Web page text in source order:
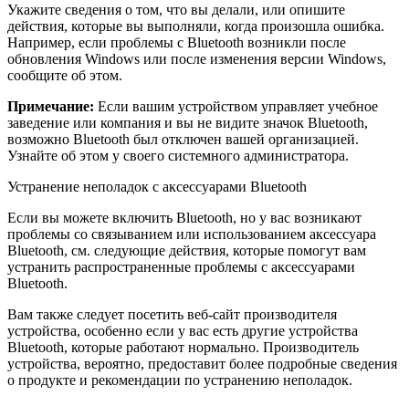
Укажите сведения о том, что вы делали, или опишите
действия, которые вы выполняли, когда произошла ошибка.
Например, если проблемы с Bluetooth возникли после
обновления Windows или после изменения версии Windows,
сообщите об этом.
Примечание: Если вашим устройством управляет учебное
заведение или компания и вы не видите значок Bluetooth,
возможно Bluetooth был отключен вашей организацией.
Узнайте об этом у своего системного администратора.
Устранение неполадок с аксессуарами Bluetooth
Если вы можете включить Bluetooth, но у вас возникают
проблемы со связыванием или использованием аксессуара
Bluetooth, см. следующие действия, которые помогут вам
устранить распространенные проблемы с аксессуарами
Bluetooth.
Вам также следует посетить веб-сайт производителя
устройства, особенно если у вас есть другие устройства
Bluetooth, которые работают нормально. Производитель
устройства, вероятно, предоставит более подробные сведения
о продукте и рекомендации по устранению неполадок.